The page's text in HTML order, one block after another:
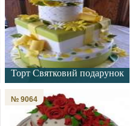
Торт Святковий подарунок
№ 9064